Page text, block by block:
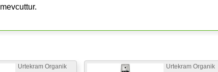
mevcuttur.
Urtekram Organik
Urtekram Organik